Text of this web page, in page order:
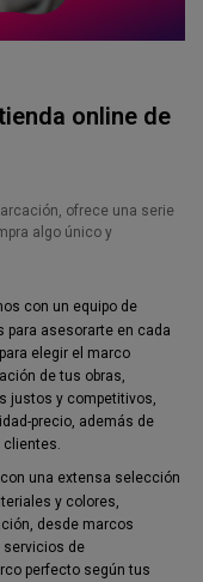
online de
ofrece una serie
algo único y
con un equipo de
para asesorarte en cada
elegir el marco
de tus obras,
justos y competitivos,
precio, además de
una extensa selección
y colores,
desde marcos
de
perfecto según tus